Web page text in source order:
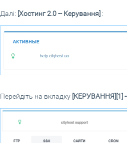
Далі: [Хостинг 2.0 -- Керування] :
Перейдіть на вкладку [КЕРУВАННЯ][1]